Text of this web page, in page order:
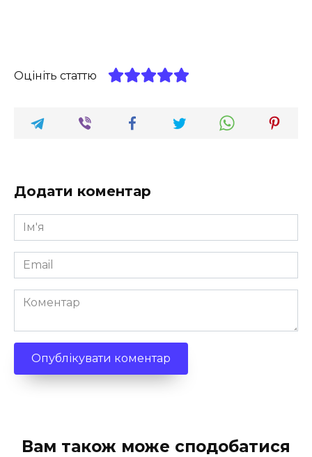
Оцініть статтю
Додати коментар
Ім'я
*
Email
*
Коментар
Вам також може сподобатися